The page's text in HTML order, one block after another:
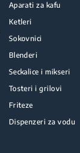
Aparati za kafu
Ketleri
Sokovnici
Blenderi
Seckalice i mikseri
Tosteri i grilovi
Friteze
Dispenzeri za vodu